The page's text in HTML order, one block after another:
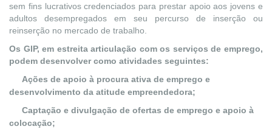
sem fins lucrativos credenciados para prestar apoio aos jovens e
adultos desempregados em seu percurso de inserção ou
reinserção no mercado de trabalho.
Os GIP, em estreita articulação com os serviços de emprego,
podem desenvolver como atividades seguintes:
Ações de apoio à procura ativa de emprego e
desenvolvimento da atitude empreendedora;
Captação e divulgação de ofertas de emprego e apoio à
colocação;